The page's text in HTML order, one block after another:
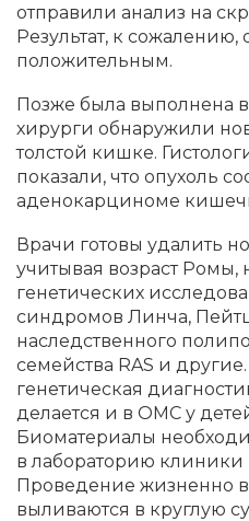
отправили анализ на
Результат, к сожалению,
положительным.
Позже была выполнена
хирурги обнаружили
толстой кишке.
показали, что опухоль
аденокарциноме
Врачи готовы удалить
учитывая возраст Ромы,
генетических
синдромов Линча,
наследственного
семейства RAS и
генетическая
делается и в ОМС у
Биоматериалы
в лабораторию
Проведение жизненно
выливаются в круглую